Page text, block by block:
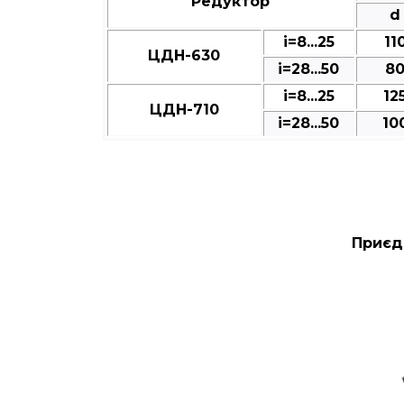
d
ЦДН-630
і=8...25
і=28...50
80
ЦДН-710
і=8...25
і=28...50